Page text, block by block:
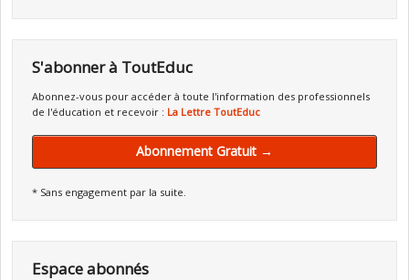
S'abonner à ToutEduc
Abonnez-vous pour accéder à toute l'information des professionnels
de l'éducation et recevoir : La Lettre ToutEduc
Abonnement Gratuit →
* Sans engagement par la suite.
Espace abonnés